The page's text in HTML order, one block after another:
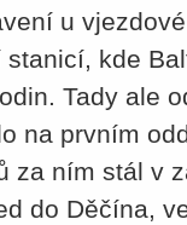
u
kde
Tady ale
na prvním
za ním stál v
do Děčína,